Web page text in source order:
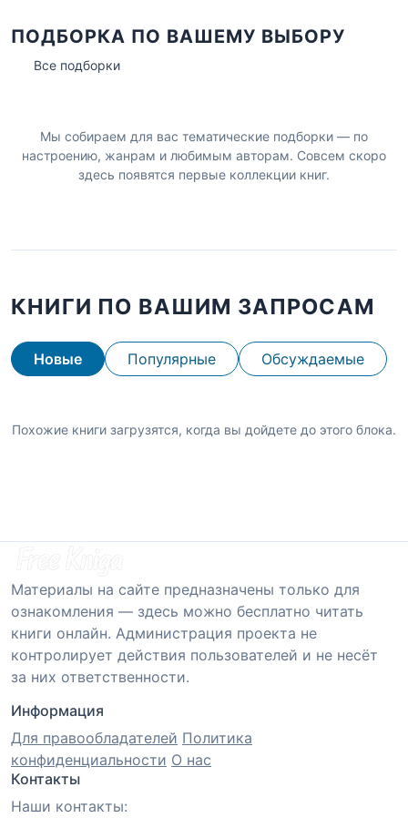
ПОДБОРКА ПО ВАШЕМУ ВЫБОРУ
Все подборки
Мы собираем для вас тематические подборки — по
настроению, жанрам и любимым авторам. Совсем скоро
здесь появятся первые коллекции книг.
КНИГИ ПО ВАШИМ ЗАПРОСАМ
Новые Популярные Обсуждаемые
Похожие книги загрузятся, когда вы дойдете до этого блока.
Материалы на сайте предназначены только для
ознакомления — здесь можно бесплатно читать
книги онлайн. Администрация проекта не
контролирует действия пользователей и не несёт
за них ответственности.
Информация
Для правообладателей Политика
конфиденциальности О нас
Контакты
Наши контакты: